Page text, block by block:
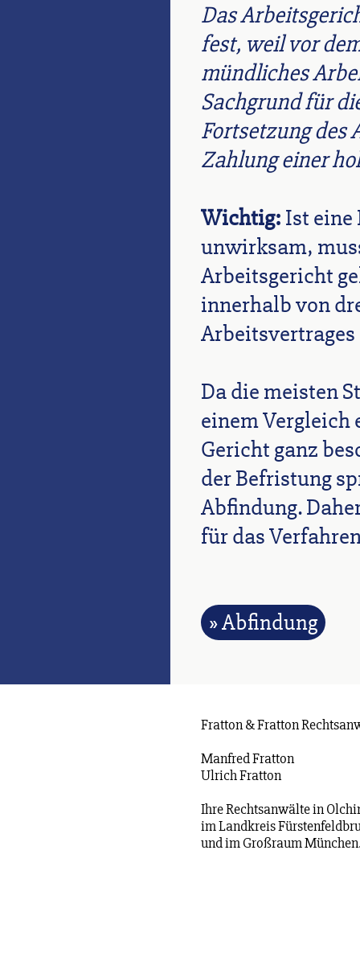
Das
fest, weil vor
mündliches
Sachgrund für
Fortsetzung des
Zahlung einer
Wichtig:Ist eine
unwirksam,
Arbeitsgericht
innerhalb von
Da die meisten
einem Vergleich
Gericht ganz
der Befristung
Abfindung.
für das
» Abfindung
Fratton & Fratton
Manfred Fratton
Ulrich Fratton
Ihre Rechtsanwälte in
im Landkreis
und im Großraum